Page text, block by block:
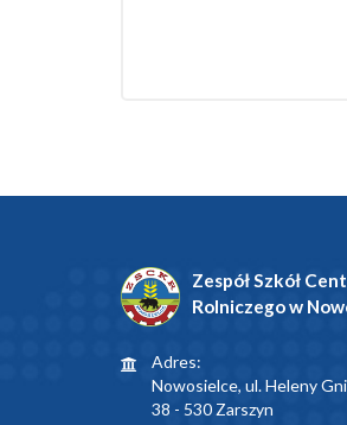
Zespół Szkół
Rolniczego w
Adres:
Nowosielce, ul. Heleny
38 - 530 Zarszyn